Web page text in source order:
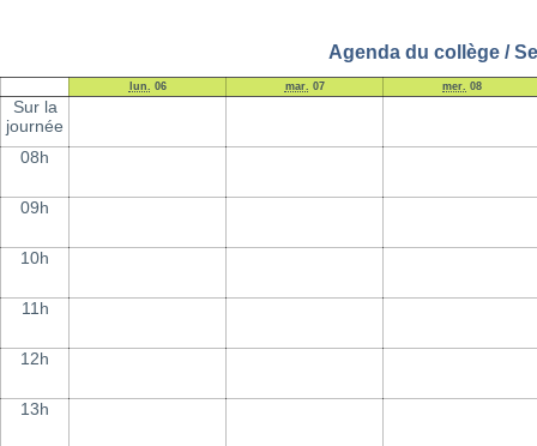
Agenda du collège /
lun. 06 mar. 07 mer. 08
Sur la
journée
08h
09h
10h
11h
12h
13h